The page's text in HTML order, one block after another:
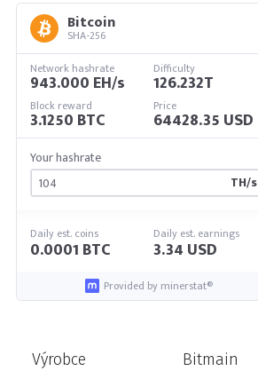
Bitcoin
SHA-256
Network hashrate
943.000 EH/s
Difficulty
126.232T
Block reward
3.1250 BTC
Price
64428.35 USD
Your hashrate
TH/s
Daily est. coins
0.0001 BTC
Daily est. earnings
3.34 USD
Provided by minerstat®
Výrobce
Bitmain